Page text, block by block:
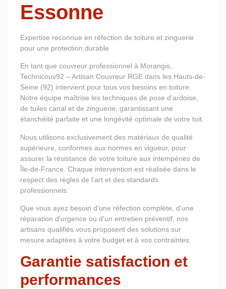
Essonne
Expertise reconnue en réfection de toiture et zinguerie
pour une protection durable
En tant que couvreur professionnel à Morangis,
Technicouv92 – Artisan Couvreur RGE dans les Hauts-de-
Seine (92) intervient pour tous vos besoins en toiture.
Notre équipe maîtrise les techniques de pose d'ardoise,
de tuiles canal et de zinguerie, garantissant une
étanchéité parfaite et une longévité optimale de votre toit.
Nous utilisons exclusivement des matériaux de qualité
supérieure, conformes aux normes en vigueur, pour
assurer la résistance de votre toiture aux intempéries de
Île-de-France. Chaque intervention est réalisée dans le
respect des règles de l'art et des standards
professionnels.
Que vous ayez besoin d'une réfection complète, d'une
réparation d'urgence ou d'un entretien préventif, nos
artisans qualifiés vous proposent des solutions sur
mesure adaptées à votre budget et à vos contraintes.
Garantie satisfaction et
performances